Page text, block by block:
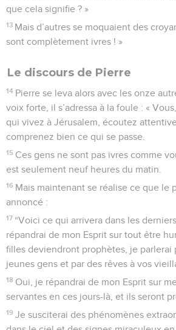
que cela signifie ? »
13 Mais d’autres se moquaient des
sont complètement ivres ! »
Le discours de Pierre
14 Pierre se leva alors avec les onze
voix forte, il s’adressa à la foule : «
qui vivez à Jérusalem, écoutez
comprenez bien ce qui se passe.
15 Ces gens ne sont pas ivres comme
est seulement neuf heures du matin.
16 Mais maintenant se réalise ce que le
annoncé :
17 “Voici ce qui arrivera dans les
répandrai de mon Esprit sur tout être
filles deviendront prophètes, je parlerai
jeunes gens et par des rêves à vos
18 Oui, je répandrai de mon Esprit sur
servantes en ces jours-là, et ils seront
19 Je susciterai des phénomènes